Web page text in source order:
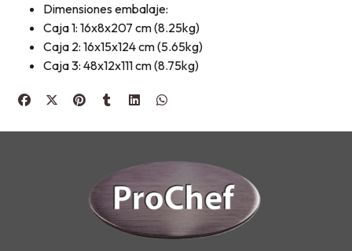
Dimensiones embalaje:
Caja 1: 16x8x207 cm (8.25kg)
Caja 2: 16x15x124 cm (5.65kg)
Caja 3: 48x12x111 cm (8.75kg)